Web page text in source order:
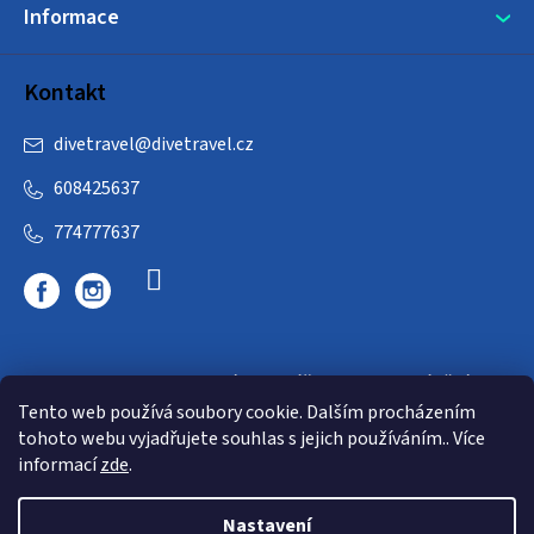
Tento web používá soubory cookie. Dalším procházením
tohoto webu vyjadřujete souhlas s jejich používáním.. Více
informacízde.
Nastavení
Informace
Kontakt
divetravel@divetravel.cz
608425637
774777637
DIVETRAVEL - cestovní kancelář - cesty za potápěním